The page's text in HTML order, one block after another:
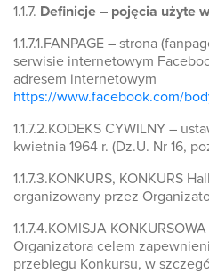
1.1.7. Definicje – pojęcia użyte
1.1.7.1.FANPAGE – strona
serwisie internetowym
adresem internetowym
https://www.facebook.com/
1.1.7.2.KODEKS CYWILNY –
kwietnia 1964 r. (Dz.U. Nr 16,
1.1.7.3.KONKURS, KONKURS
organizowany przez
1.1.7.4.KOMISJA
Organizatora celem
przebiegu Konkursu, w